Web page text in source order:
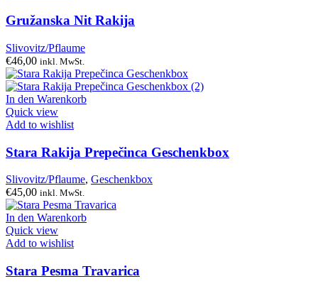
Gružanska Nit Rakija
Slivovitz/Pflaume
€46,00 inkl. MwSt.
In den Warenkorb
Quick view
Add to wishlist
Stara Rakija Prepečinca Geschenkbox
Slivovitz/Pflaume, Geschenkbox
€45,00 inkl. MwSt.
In den Warenkorb
Quick view
Add to wishlist
Stara Pesma Travarica